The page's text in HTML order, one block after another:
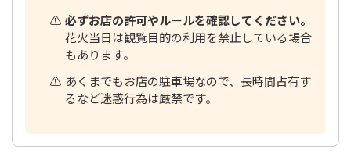
必ずお店の許可やルールを確認してください。
花火当日は観覧目的の利用を禁止している場合
もあります。
あくまでもお店の駐車場なので、長時間占有す
るなど迷惑行為は厳禁です。